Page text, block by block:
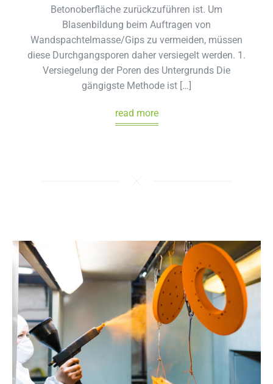
Betonoberfläche zurückzuführen ist. Um
Blasenbildung beim Auftragen von
Wandspachtelmasse/Gips zu vermeiden, müssen
diese Durchgangsporen daher versiegelt werden. 1.
Versiegelung der Poren des Untergrunds Die
gängigste Methode ist […]
read more